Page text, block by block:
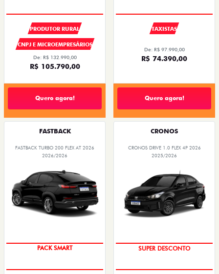
PRODUTOR RURAL
CNPJ E MICROEMPRESÁRIOS
De: R$ 132.990,00
R$ 105.790,00
Quero agora!
TAXISTAS
De: R$ 97.990,00
R$ 74.390,00
Quero agora!
FASTBACK
FASTBACK TURBO 200 FLEX AT 2026
2026/2026
PACK SMART
CRONOS
CRONOS DRIVE 1.0 FLEX 4P 2026
2025/2026
TAXA ZERO